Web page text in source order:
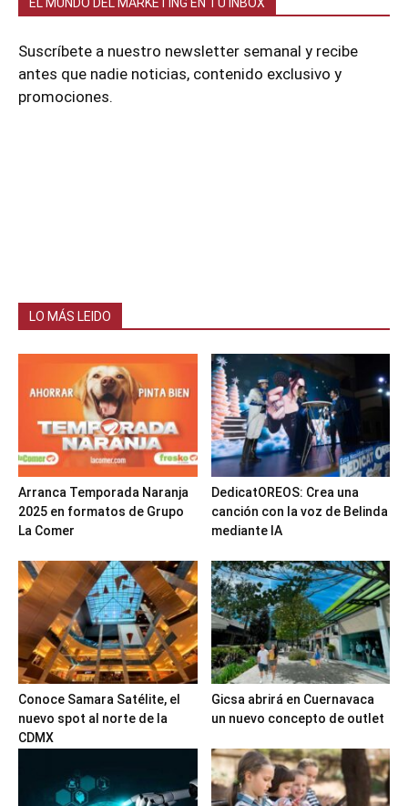
Suscríbete a nuestro newsletter semanal y recibe
antes que nadie noticias, contenido exclusivo y
promociones.
LO MÁS LEIDO
Arranca Temporada Naranja
2025 en formatos de Grupo
La Comer
DedicatOREOS: Crea una
canción con la voz de Belinda
mediante IA
Conoce Samara Satélite, el
nuevo spot al norte de la
CDMX
Gicsa abrirá en Cuernavaca
un nuevo concepto de outlet